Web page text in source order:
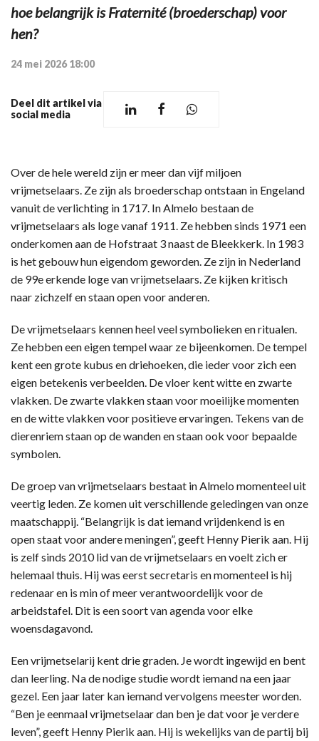
hoe belangrijk is Fraternité (broederschap) voor
hen?
24 mei 2026 18:00
Deel dit artikel via
social media
Over de hele wereld zijn er meer dan vijf miljoen
vrijmetselaars. Ze zijn als broederschap ontstaan in Engeland
vanuit de verlichting in 1717. In Almelo bestaan de
vrijmetselaars als loge vanaf 1911. Ze hebben sinds 1971 een
onderkomen aan de Hofstraat 3 naast de Bleekkerk. In 1983
is het gebouw hun eigendom geworden. Ze zijn in Nederland
de 99e erkende loge van vrijmetselaars. Ze kijken kritisch
naar zichzelf en staan open voor anderen.
De vrijmetselaars kennen heel veel symbolieken en ritualen.
Ze hebben een eigen tempel waar ze bijeenkomen. De tempel
kent een grote kubus en driehoeken, die ieder voor zich een
eigen betekenis verbeelden. De vloer kent witte en zwarte
vlakken. De zwarte vlakken staan voor moeilijke momenten
en de witte vlakken voor positieve ervaringen. Tekens van de
dierenriem staan op de wanden en staan ook voor bepaalde
symbolen.
De groep van vrijmetselaars bestaat in Almelo momenteel uit
veertig leden. Ze komen uit verschillende geledingen van onze
maatschappij. “Belangrijk is dat iemand vrijdenkend is en
open staat voor andere meningen”, geeft Henny Pierik aan. Hij
is zelf sinds 2010 lid van de vrijmetselaars en voelt zich er
helemaal thuis. Hij was eerst secretaris en momenteel is hij
redenaar en is min of meer verantwoordelijk voor de
arbeidstafel. Dit is een soort van agenda voor elke
woensdagavond.
Een vrijmetselarij kent drie graden. Je wordt ingewijd en bent
dan leerling. Na de nodige studie wordt iemand na een jaar
gezel. Een jaar later kan iemand vervolgens meester worden.
“Ben je eenmaal vrijmetselaar dan ben je dat voor je verdere
leven”, geeft Henny Pierik aan. Hij is wekelijks van de partij bij